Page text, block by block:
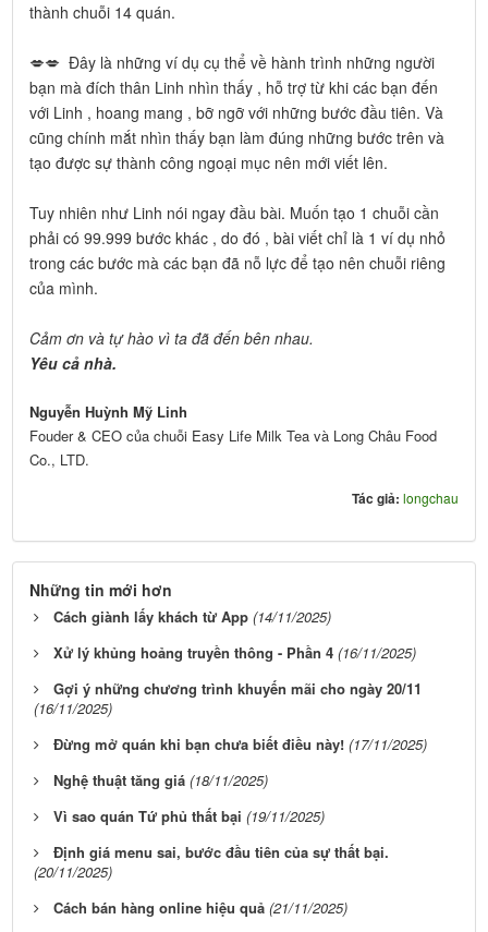
thành chuỗi 14 quán.
💋💋 Đây là những ví dụ cụ thể về hành trình những người
bạn mà đích thân Linh nhìn thấy , hỗ trợ từ khi các bạn đến
với Linh , hoang mang , bỡ ngỡ với những bước đầu tiên. Và
cũng chính mắt nhìn thấy bạn làm đúng những bước trên và
tạo được sự thành công ngoại mục nên mới viết lên.
Tuy nhiên như Linh nói ngay đầu bài. Muốn tạo 1 chuỗi cần
phải có 99.999 bước khác , do đó , bài viết chỉ là 1 ví dụ nhỏ
trong các bước mà các bạn đã nỗ lực để tạo nên chuỗi riêng
của mình.
Cảm ơn và tự hào vì ta đã đến bên nhau.
Yêu cả nhà.
Nguyễn Huỳnh Mỹ Linh
Fouder & CEO của chuỗi Easy Life Milk Tea và Long Châu Food
Co., LTD.
Tác giả: longchau
Những tin mới hơn
Cách giành lấy khách từ App (14/11/2025)
Xử lý khủng hoảng truyền thông - Phần 4 (16/11/2025)
Gợi ý những chương trình khuyến mãi cho ngày 20/11
(16/11/2025)
Đừng mở quán khi bạn chưa biết điều này! (17/11/2025)
Nghệ thuật tăng giá (18/11/2025)
Vì sao quán Tứ phủ thất bại (19/11/2025)
Định giá menu sai, bước đầu tiên của sự thất bại.
(20/11/2025)
Cách bán hàng online hiệu quả (21/11/2025)